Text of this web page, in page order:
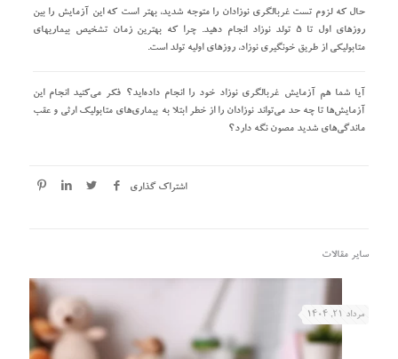
حال که لزوم تست غربالگری نوزادان را متوجه شدید، بهتر است که این آزمایش را بین
روزهای اول تا ۵ تولد نوزاد انجام دهید. چرا که بهترین زمان تشخیص بیماریهای
متابولیکی از طریق خونگیری نوزاد، روزهای اولیه تولد است.
آیا شما هم آزمایش غربالگری نوزاد خود را انجام داده‌اید؟ فکر می‌کنید انجام این
آزمایش‌ها تا چه حد می‌تواند نوزادان را از خطر ابتلا به بیماری‌های متابولیک ارثی و عقب
ماندگی‌های شدید مصون نگه دارد؟
اشتراک گذاری
سایر مقالات
مرداد ۲۱, ۱۴۰۴